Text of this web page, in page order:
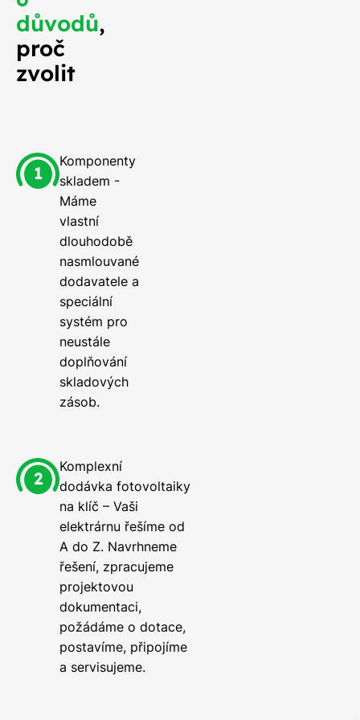
důvodů,
proč
zvolit
Komponenty
skladem -
Máme
vlastní
dlouhodobě
nasmlouvané
dodavatele a
speciální
systém pro
neustále
doplňování
skladových
zásob.
Komplexní
dodávka fotovoltaiky
na klíč – Vaši
elektrárnu řešíme od
A do Z. Navrhneme
řešení, zpracujeme
projektovou
dokumentaci,
požádáme o dotace,
postavíme, připojíme
a servisujeme.